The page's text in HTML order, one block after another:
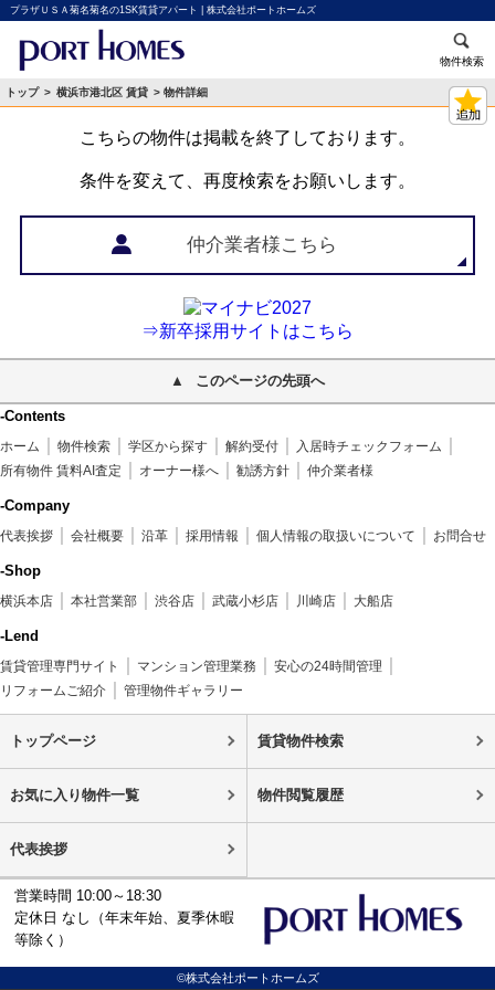
プラザＵＳＡ菊名菊名の1SK賃貸アパート | 株式会社ポートホームズ
物件検索
トップ > 横浜市港北区 賃貸 > 物件詳細
こちらの物件は掲載を終了しております。
条件を変えて、再度検索をお願いします。
仲介業者様こちら
⇒新卒採用サイトはこちら
このページの先頭へ
-Contents
ホーム 物件検索 学区から探す 解約受付
入居時チェックフォーム
所有物件 賃料AI査定
オーナー様へ 勧誘方針 仲介業者様
-Company
代表挨拶 会社概要 沿革 採用情報 個人情報の取扱いについて お問合せ
-Shop
横浜本店 本社営業部 渋谷店 武蔵小杉店 川崎店 大船店
-Lend
賃貸管理専門サイト マンション管理業務
安心の24時間管理
リフォームご紹介
管理物件ギャラリー
トップページ 賃貸物件検索
お気に入り物件一覧 物件閲覧履歴
代表挨拶
営業時間 10:00～18:30
定休日 なし（年末年始、夏季休暇
等除く）
©株式会社ポートホームズ